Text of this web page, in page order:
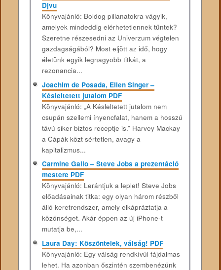
Djvu
Könyvajánló: Boldog pillanatokra vágyik,
amelyek mindeddig elérhetetlennek tűntek?
Szeretne részesedni az Univerzum végtelen
gazdagságából? Most eljött az idő, hogy
életünk egyik legnagyobb titkát, a
rezonancia...
Joachim de Posada, Ellen Singer –
Késleltetett jutalom PDF
Könyvajánló: „A Késleltetett jutalom nem
csupán szellemi ínyencfalat, hanem a hosszú
távú siker biztos receptje is.” Harvey Mackay
a Cápák közt sértetlen, avagy a
kapitalizmus...
Carmine Gallo – Steve Jobs a prezentáció
mestere PDF
Könyvajánló: Lerántjuk a leplet! Steve Jobs
előadásainak titka: egy olyan három részből
álló keretrendszer, amely elkápráztatja a
közönséget. Akár éppen az új iPhone-t
mutatja be,...
Laura Day: Köszöntelek, válság! PDF
Könyvajánló: Egy válság rendkívül fájdalmas
lehet. Ha azonban őszintén szembenézünk